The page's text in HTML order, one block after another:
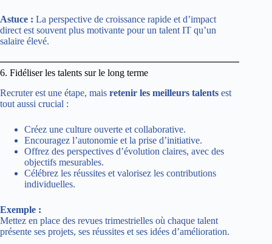
Astuce : La perspective de croissance rapide et d’impact
direct est souvent plus motivante pour un talent IT qu’un
salaire élevé.
6. Fidéliser les talents sur le long terme
Recruter est une étape, mais retenir les meilleurs talents est
tout aussi crucial :
Créez une culture ouverte et collaborative.
Encouragez l’autonomie et la prise d’initiative.
Offrez des perspectives d’évolution claires, avec des
objectifs mesurables.
Célébrez les réussites et valorisez les contributions
individuelles.
Exemple :
Mettez en place des revues trimestrielles où chaque talent
présente ses projets, ses réussites et ses idées d’amélioration.